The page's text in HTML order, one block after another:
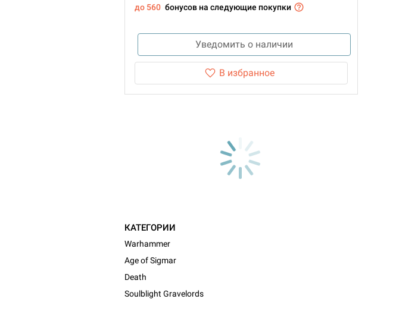
до 560 бонусов на следующие покупки
Уведомить о наличии
В избранное
КАТЕГОРИИ
Warhammer
Age of Sigmar
Death
Soulblight Gravelords
Настольная игра Hobby World Монстры